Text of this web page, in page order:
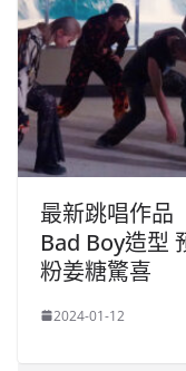
最新跳唱作品
Bad Boy造型
粉姜糖驚喜
2024-01-12